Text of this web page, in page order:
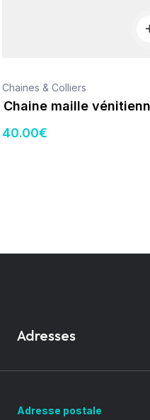
Chaines & Colliers
Chaine maille
40.00€
Adresses
Adresse postale